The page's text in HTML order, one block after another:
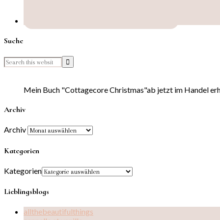
Suche
Mein Buch "Cottagecore Christmas"ab jetzt im Handel
Archiv
Archiv
Kategorien
Kategorien
Lieblingsblogs
allthebeautifulthings